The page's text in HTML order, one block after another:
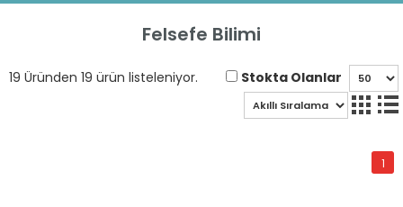
Felsefe Bilimi
19 Üründen 19 ürün listeleniyor. Stokta Olanlar
1